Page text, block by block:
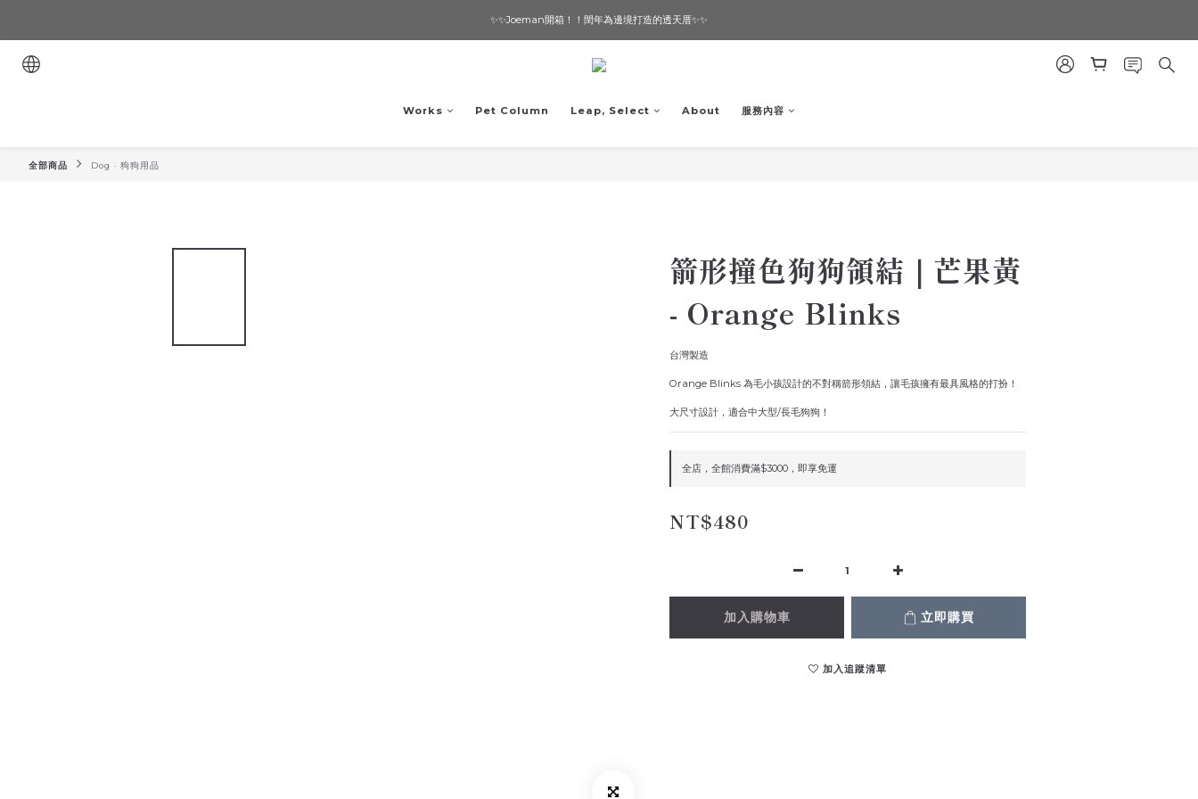
想要一個寵物友善的美宅嗎？ 🔶 即刻諮詢 🔶
✨✨Joeman開箱！！閏年為邊境打造的透天厝✨✨
想要一個寵物友善的美宅嗎？ 🔶 即刻諮詢 🔶
Works Pet Column Leap, Select About 服務內容
全部商品 Dog · 狗狗用品
箭形撞色狗狗領結｜芒果黃
- Orange Blinks
台灣製造
Orange Blinks 為毛小孩設計的不對稱箭形領結，讓毛孩擁有最具風格的打扮！
大尺寸設計，適合中大型/長毛狗狗！
全店，全館消費滿$3000，即享免運
NT$480
加入購物車 立即購買
加入追蹤清單